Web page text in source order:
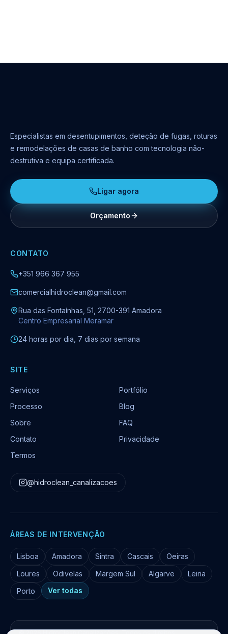
Especialistas em desentupimentos, deteção de fugas, roturas
e remodelações de casas de banho com tecnologia não-
destrutiva e equipa certificada.
Ligar agora
Orçamento
CONTATO
+351 966 367 955
comercialhidroclean@gmail.com
Rua das Fontaínhas, 51, 2700-391 Amadora
Centro Empresarial Meramar
24 horas por dia, 7 dias por semana
SITE
Serviços
Portfólio
Processo
Blog
Sobre
FAQ
Contato
Privacidade
Termos
@hidroclean_canalizacoes
ÁREAS DE INTERVENÇÃO
Lisboa Amadora Sintra Cascais
Oeiras
Loures
Odivelas Margem Sul Algarve
Leiria
Porto
Ver todas